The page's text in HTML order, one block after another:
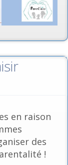
en raison
des
!